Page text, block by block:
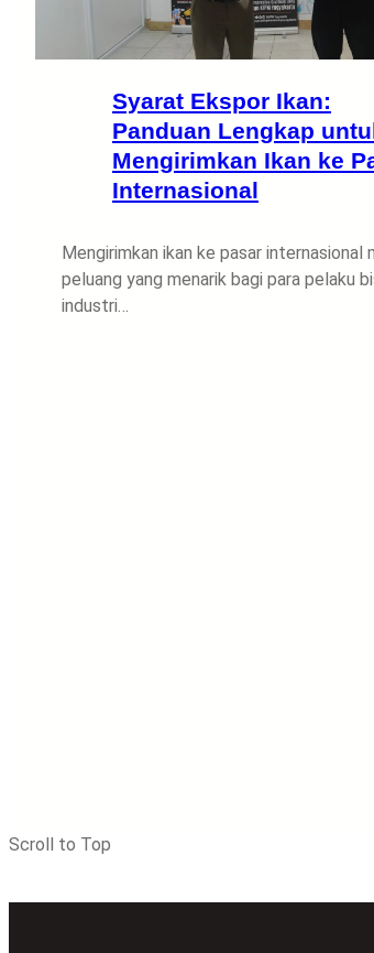
Syarat Ekspor Ikan:
Panduan Lengkap
Mengirimkan Ikan ke
Internasional
Mengirimkan ikan ke pasar internasional
peluang yang menarik bagi para pelaku
industri…
Scroll to Top